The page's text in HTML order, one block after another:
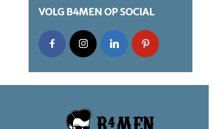
VOLG B4MEN OP SOCIAL